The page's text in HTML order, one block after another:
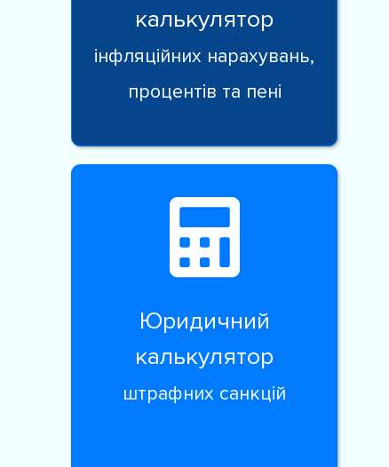
калькулятор
інфляційних нарахувань,
процентів та пені
Юридичний
калькулятор
штрафних санкцій